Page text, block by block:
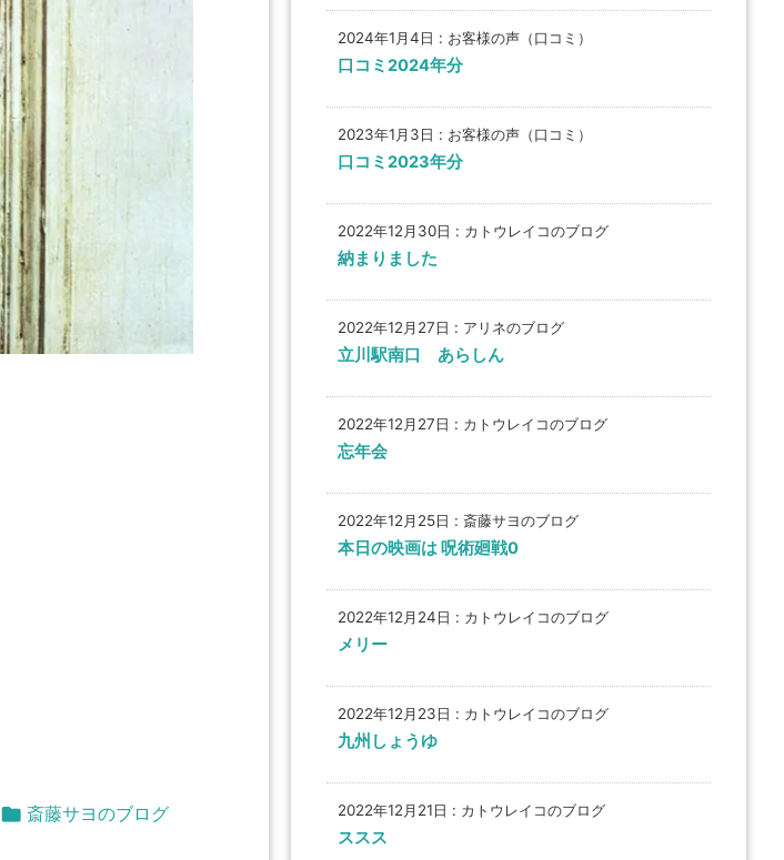
 斎藤サヨのブログ
2024年1月4日 : お客様の声（口コミ）
口コミ2024年分
2023年1月3日 : お客様の声（口コミ）
口コミ2023年分
2022年12月30日 : カトウレイコのブログ
納まりました
2022年12月27日 : アリネのブログ
立川駅南口 あらしん
2022年12月27日 : カトウレイコのブログ
忘年会
2022年12月25日 : 斎藤サヨのブログ
本日の映画は 呪術廻戦0
2022年12月24日 : カトウレイコのブログ
メリー
2022年12月23日 : カトウレイコのブログ
九州しょうゆ
2022年12月21日 : カトウレイコのブログ
ススス